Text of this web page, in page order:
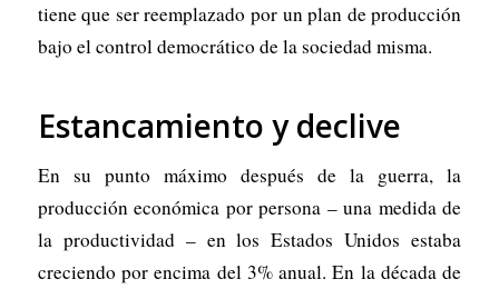
tiene que ser reemplazado por un plan de producción
bajo el control democrático de la sociedad misma.
Estancamiento y declive
En su punto máximo después de la guerra, la
producción económica por persona – una medida de
la productividad – en los Estados Unidos estaba
creciendo por encima del 3% anual. En la década de